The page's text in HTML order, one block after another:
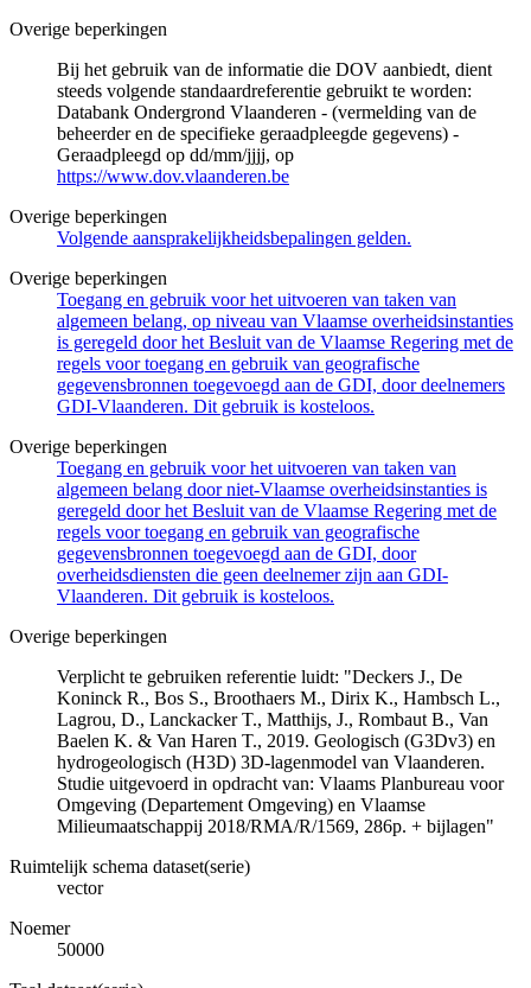
Overige beperkingen
Bij het gebruik van de informatie die DOV aanbiedt, dient
steeds volgende standaardreferentie gebruikt te worden:
Databank Ondergrond Vlaanderen - (vermelding van de
beheerder en de specifieke geraadpleegde gegevens) -
Geraadpleegd op dd/mm/jjjj, op
https://www.dov.vlaanderen.be
Overige beperkingen
Volgende aansprakelijkheidsbepalingen gelden.
Overige beperkingen
Toegang en gebruik voor het uitvoeren van taken van
algemeen belang, op niveau van Vlaamse overheidsinstanties
is geregeld door het Besluit van de Vlaamse Regering met de
regels voor toegang en gebruik van geografische
gegevensbronnen toegevoegd aan de GDI, door deelnemers
GDI-Vlaanderen. Dit gebruik is kosteloos.
Overige beperkingen
Toegang en gebruik voor het uitvoeren van taken van
algemeen belang door niet-Vlaamse overheidsinstanties is
geregeld door het Besluit van de Vlaamse Regering met de
regels voor toegang en gebruik van geografische
gegevensbronnen toegevoegd aan de GDI, door
overheidsdiensten die geen deelnemer zijn aan GDI-
Vlaanderen. Dit gebruik is kosteloos.
Overige beperkingen
Verplicht te gebruiken referentie luidt: "Deckers J., De
Koninck R., Bos S., Broothaers M., Dirix K., Hambsch L.,
Lagrou, D., Lanckacker T., Matthijs, J., Rombaut B., Van
Baelen K. & Van Haren T., 2019. Geologisch (G3Dv3) en
hydrogeologisch (H3D) 3D-lagenmodel van Vlaanderen.
Studie uitgevoerd in opdracht van: Vlaams Planbureau voor
Omgeving (Departement Omgeving) en Vlaamse
Milieumaatschappij 2018/RMA/R/1569, 286p. + bijlagen"
Ruimtelijk schema dataset(serie)
vector
Noemer
50000